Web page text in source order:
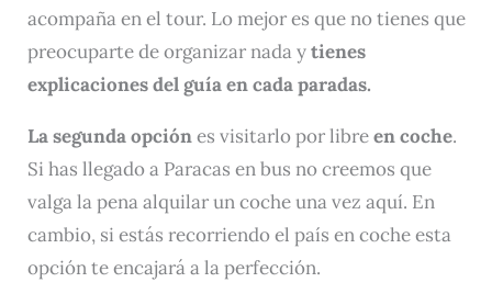
acompaña en el tour. Lo mejor es que no tienes que
preocuparte de organizar nada ytienes
explicaciones del guía en cada paradas.
La segunda opciónes visitarlo por libreencoche.
Si has llegado a Paracas en bus no creemos que
valga la pena alquilar un coche una vez aquí. En
cambio, si estás recorriendo el país en coche esta
opción te encajará a la perfección.